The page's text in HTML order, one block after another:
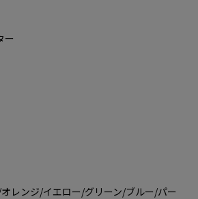
ー
レンジ/イエロー/グリーン/ブルー/パー